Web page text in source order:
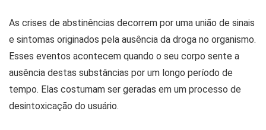
As crises de abstinências decorrem por uma união de sinais
e sintomas originados pela ausência da droga no organismo.
Esses eventos acontecem quando o seu corpo sente a
ausência destas substâncias por um longo período de
tempo. Elas costumam ser geradas em um processo de
desintoxicação do usuário.